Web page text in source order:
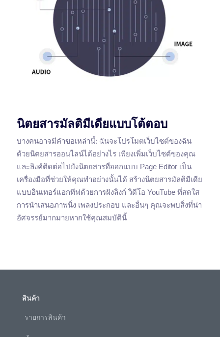
นิตยสารมัลติมีเดียแบบโต้ตอบ
บางคนอาจมีคำขอเหล่านี้: ฉันจะโปรโมตเว็บไซต์ของฉัน
ด้วยนิตยสารออนไลน์ได้อย่างไร เพียงเพิ่มเว็บไซต์ของคุณ
และลิงค์ติดต่อไปยังนิตยสารที่ออกแบบ Page Editor เป็น
เครื่องมือที่ช่วยให้คุณทำอย่างนั้นได้ สร้างนิตยสารมัลติมีเดีย
แบบอินเทอร์แอกทีฟด้วยการฝังลิงก์ วิดีโอ YouTube ที่สดใส
การนำเสนอภาพนิ่ง เพลงประกอบ และอื่นๆ คุณจะพบสิ่งที่น่า
อัศจรรย์มากมายหากใช้คุณสมบัตินี้
สินค้า
รายการสินค้า